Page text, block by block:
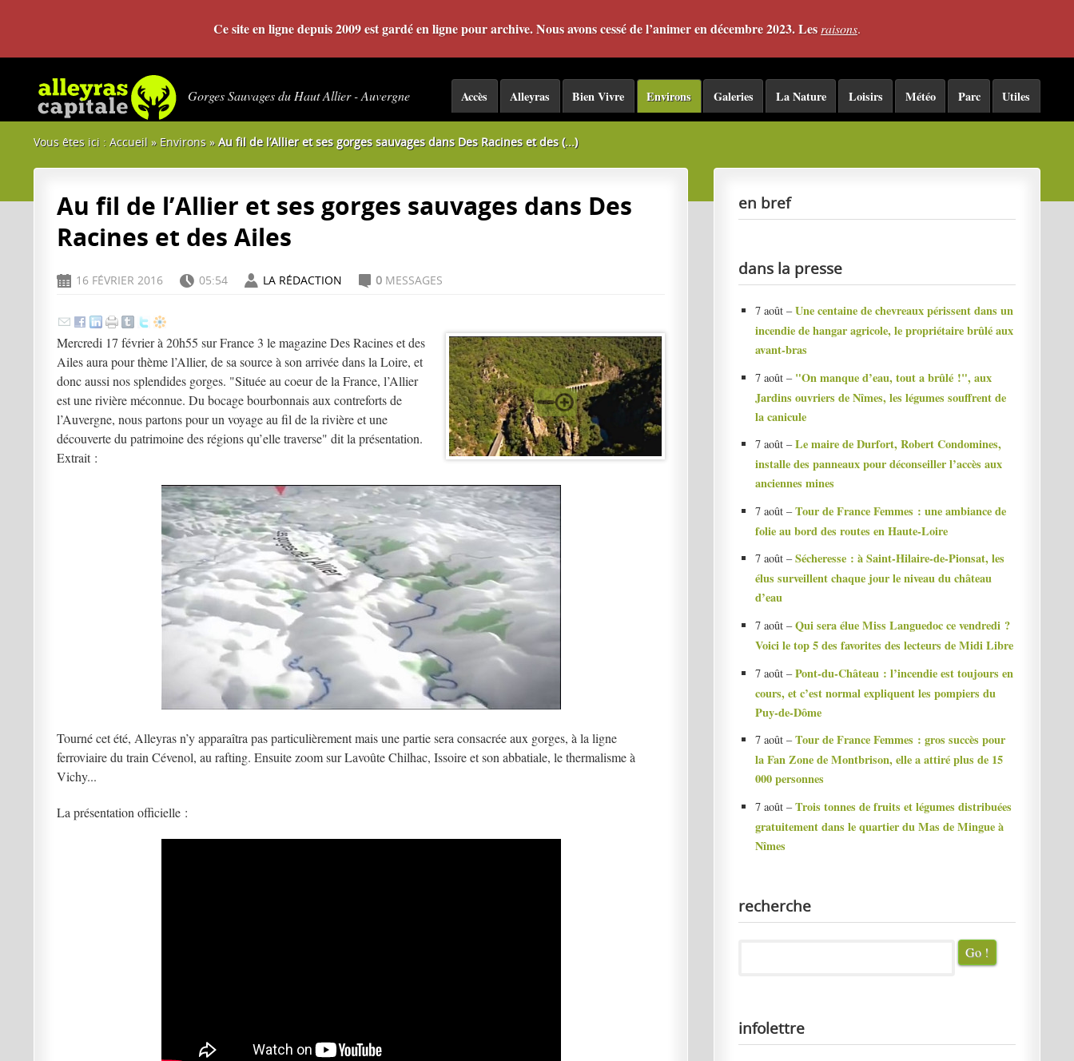
Ce site en ligne depuis 2009 est gardé en ligne pour archive. Nous avons cessé de l’animer en décembre 2023. Les raisons.
Gorges Sauvages du Haut Allier - Auvergne Utiles
Parc
Météo
Loisirs
La Nature
Galeries
Environs
Bien Vivre
Alleyras
Accès
Vous êtes ici : Accueil » Environs »Au fil de l’Allier et ses gorges sauvages dans Des Racines et des (...)
Au fil de l’Allier et ses gorges sauvages dans Des
Racines et des Ailes
D 16 FÉVRIER 2016 H 05:54 A LA RÉDACTION C 0MESSAGES
Mercredi 17 février à 20h55 sur France 3 le magazine Des Racines et des
Ailes aura pour thème l’Allier, de sa source à son arrivée dans la Loire, et
donc aussi nos splendides gorges. "Située au coeur de la France, l’Allier
est une rivière méconnue. Du bocage bourbonnais aux contreforts de
l’Auvergne, nous partons pour un voyage au fil de la rivière et une
découverte du patrimoine des régions qu’elle traverse" dit la présentation.
Extrait :
Tourné cet été, Alleyras n’y apparaîtra pas particulièrement mais une partie sera consacrée aux gorges, à la ligne
ferroviaire du train Cévenol, au rafting. Ensuite zoom sur Lavoûte Chilhac, Issoire et son abbatiale, le thermalisme à
Vichy...
La présentation officielle :
en bref
dans la presse
7 août –Une centaine de chevreaux périssent dans un
incendie de hangar agricole, le propriétaire brûlé aux
avant-bras
7 août – "On manque d’eau, tout a brûlé !", aux
Jardins ouvriers de Nîmes, les légumes souffrent de
la canicule
7 août –Le maire de Durfort, Robert Condomines,
installe des panneaux pour déconseiller l’accès aux
anciennes mines
7 août –Tour de France Femmes : une ambiance de
folie au bord des routes en Haute-Loire
7 août –Sécheresse : à Saint-Hilaire-de-Pionsat, les
élus surveillent chaque jour le niveau du château
d’eau
7 août –Qui sera élue Miss Languedoc ce vendredi ?
Voici le top 5 des favorites des lecteurs de Midi Libre
7 août –Pont-du-Château : l’incendie est toujours en
cours, et c’est normal expliquent les pompiers du
Puy-de-Dôme
7 août –Tour de France Femmes : gros succès pour
la Fan Zone de Montbrison, elle a attiré plus de 15
000 personnes
7 août –Trois tonnes de fruits et légumes distribuées
gratuitement dans le quartier du Mas de Mingue à
Nîmes
recherche
infolettre